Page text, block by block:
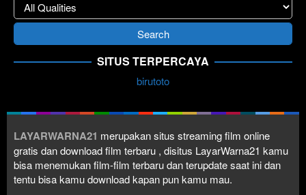
SITUS TERPERCAYA
birutoto
LAYARWARNA21 merupakan situs streaming film online
gratis dan download film terbaru , disitus LayarWarna21 kamu
bisa menemukan film-film terbaru dan terupdate saat ini dan
tentu bisa kamu download kapan pun kamu mau.